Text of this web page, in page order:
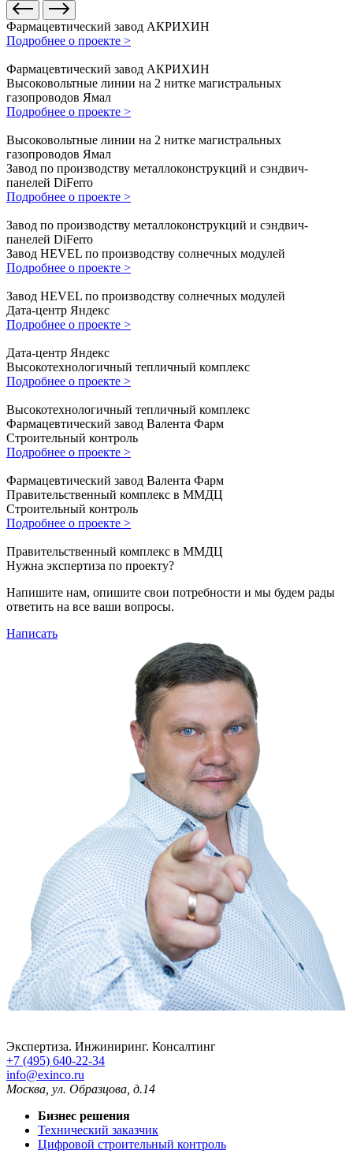
Фармацевтический завод АКРИХИН
Подробнее о проекте >
Фармацевтический завод АКРИХИН
Высоковольтные линии на 2 нитке магистральных
газопроводов Ямал
Подробнее о проекте >
Высоковольтные линии на 2 нитке магистральных
газопроводов Ямал
Завод по производству металлоконструкций и сэндвич-
панелей DiFerro
Подробнее о проекте >
Завод по производству металлоконструкций и сэндвич-
панелей DiFerro
Завод HEVEL по производству солнечных модулей
Подробнее о проекте >
Завод HEVEL по производству солнечных модулей
Дата-центр Яндекс
Подробнее о проекте >
Дата-центр Яндекс
Высокотехнологичный тепличный комплекс
Подробнее о проекте >
Высокотехнологичный тепличный комплекс
Фармацевтический завод Валента Фарм
Строительный контроль
Подробнее о проекте >
Фармацевтический завод Валента Фарм
Правительственный комплекс в ММДЦ
Строительный контроль
Подробнее о проекте >
Правительственный комплекс в ММДЦ
Нужна экспертиза по проекту?
Напишите нам, опишите свои потребности и мы будем рады
ответить на все ваши вопросы.
Написать
Экспертиза. Инжиниринг. Консалтинг
+7 (495) 640-22-34
info@exinco.ru
Москва ул. Образцова, д.14
Бизнес решения
Технический заказчик
Цифровой строительный контроль